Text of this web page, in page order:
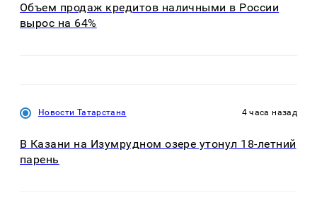
Объем продаж кредитов наличными в России
вырос на 64%
Новости Татарстана 4 часа назад
В Казани на Изумрудном озере утонул 18-летний
парень